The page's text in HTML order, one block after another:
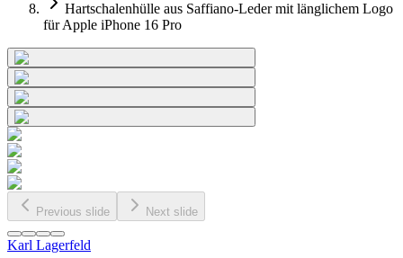
Hartschalenhülle aus Saffiano-Leder mit länglichem Logo
für Apple iPhone 16 Pro
Previous slide Next slide
Karl Lagerfeld